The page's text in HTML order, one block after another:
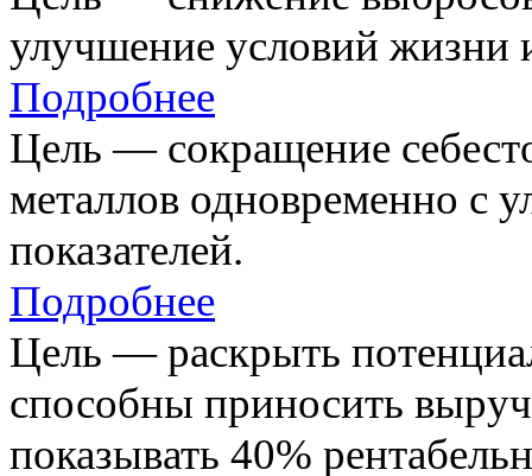
улучшение условий жизни
Подробнее
Цель — сокращение
металлов одновременно с
показателей.
Подробнее
Цель — раскрыть
способны приносить
показывать 40%